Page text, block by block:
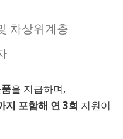
차상위계층
을 지급하며,
지 포함해 연 3회 지원이